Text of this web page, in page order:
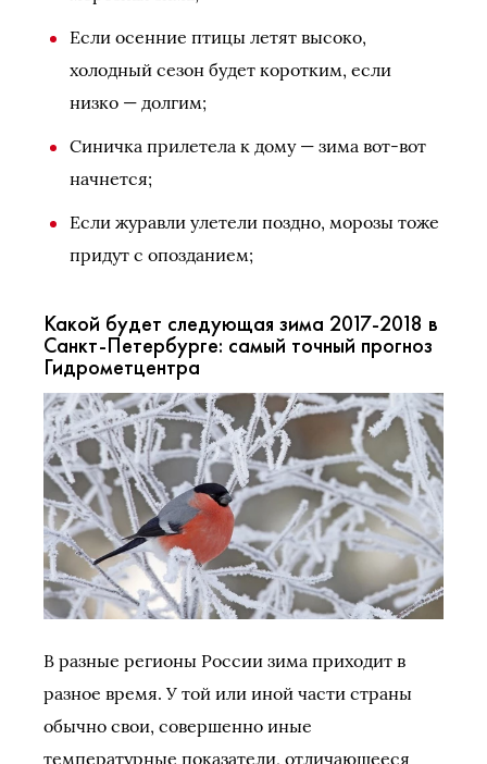
Если осенние птицы летят высоко,
холодный сезон будет коротким, если
низко — долгим;
Синичка прилетела к дому — зима вот-вот
начнется;
Если журавли улетели поздно, морозы тоже
придут с опозданием;
Какой будет следующая зима 2017-2018 в
Санкт-Петербурге: самый точный прогноз
Гидрометцентра
В разные регионы России зима приходит в
разное время. У той или иной части страны
обычно свои, совершенно иные
температурные показатели, отличающееся